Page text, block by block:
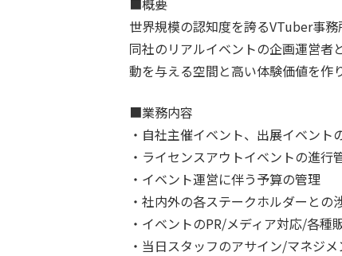
■概要
世界規模の認知度を誇るVTuber事務
同社のリアルイベントの企画運営者
動を与える空間と高い体験価値を作
■業務内容
・自社主催イベント、出展イベン
・ライセンスアウトイベントの進行
・イベント運営に伴う予算の管理
・社内外の各ステークホルダーとの
・イベントのPR/メディア対応/各種
・当日スタッフのアサイン/マネジメ